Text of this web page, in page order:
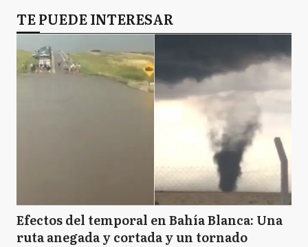
TE PUEDE INTERESAR
Efectos del temporal en Bahía Blanca: Una
ruta anegada y cortada y un tornado